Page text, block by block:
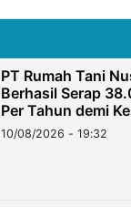
PT Rumah Tani
Berhasil Serap
Per Tahun demi
Petani
10/08/2026 - 19:32